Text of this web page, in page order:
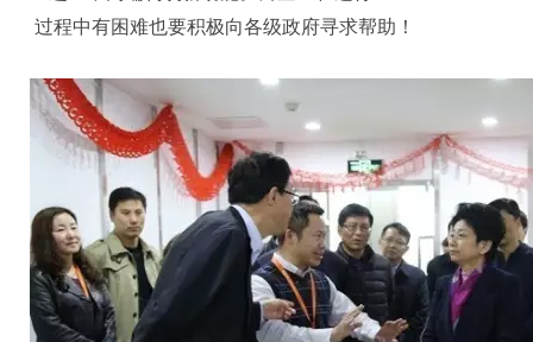
过程中有困难也要积极向各级政府寻求帮助！